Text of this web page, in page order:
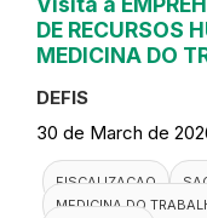
DE RECURSOS
MEDICINA DO
DEFIS
30 de March de
FISCALIZACAO
MEDICINA DO